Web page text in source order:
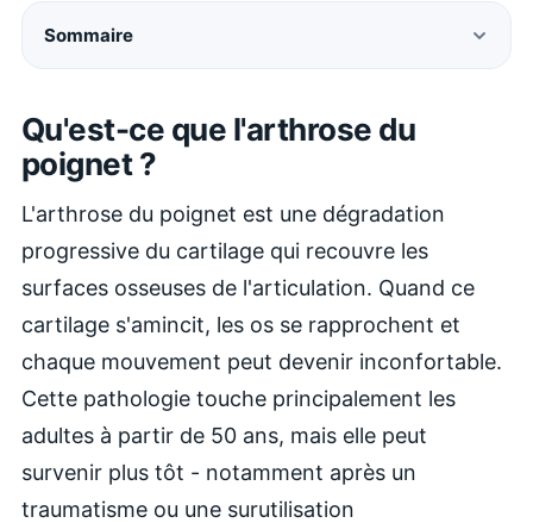
Sommaire
Qu'est-ce que l'arthrose du
poignet ?
L'arthrose du poignet est une dégradation
progressive du cartilage qui recouvre les
surfaces osseuses de l'articulation. Quand ce
cartilage s'amincit, les os se rapprochent et
chaque mouvement peut devenir inconfortable.
Cette pathologie touche principalement les
adultes à partir de 50 ans, mais elle peut
survenir plus tôt - notamment après un
traumatisme ou une surutilisation